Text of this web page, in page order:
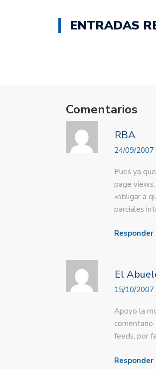
ENTRADAS
Comentarios
RBA
24/09/2007
Pues ya
page
«obligar a
parciales
Responder
El
15/10/2007
Apoyo la
feeds, por
Responder